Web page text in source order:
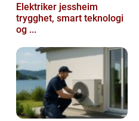
Elektriker jessheim
trygghet, smart teknologi
og ...